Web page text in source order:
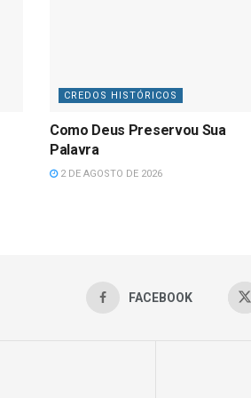
CREDOS HISTÓRICOS
Como Deus Preservou Sua
Palavra
2 DE AGOSTO DE 2026
FACEBOOK